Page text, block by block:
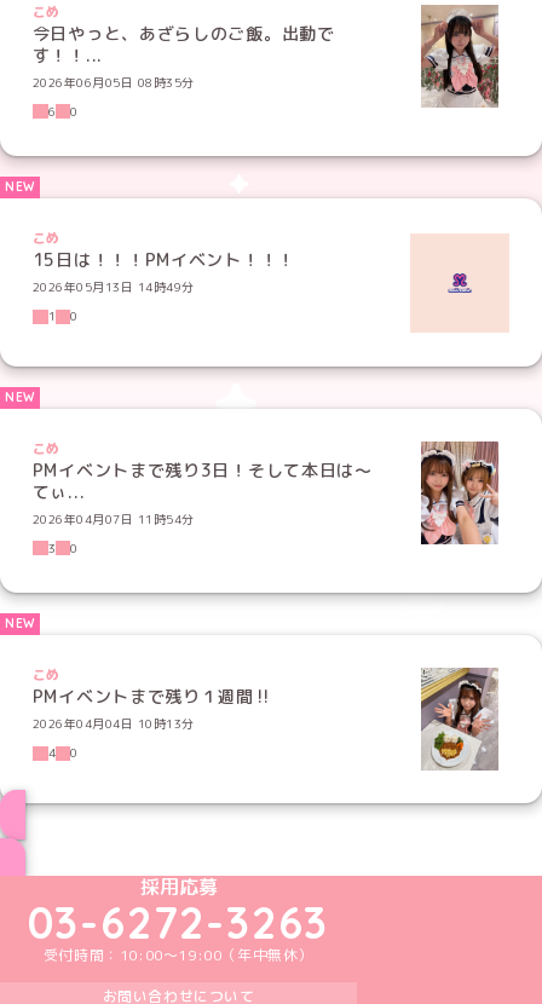
こめ
今日やっと、あざらしのご飯。出動で
す！！...
2026年06月05日 08時35分
6
0
こめ
15日は！！！PMイベント！！！
2026年05月13日 14時49分
1
0
こめ
PMイベントまで残り3日！そして本日は〜
てぃ...
2026年04月07日 11時54分
3
0
こめ
PMイベントまで残り１週間‼️
2026年04月04日 10時13分
4
0
めいどりーみんTikTok公式アカウント
めいどりーみんX公式アカウント
めいどりーみんInstagram公式アカウント
めいどりーみんFacebook公式アカウン
めいどりーみんYouTube公式アカ
採用応募
03-6272-3263
受付時間：10:00～19:00（年中無休）
お問い合わせについて